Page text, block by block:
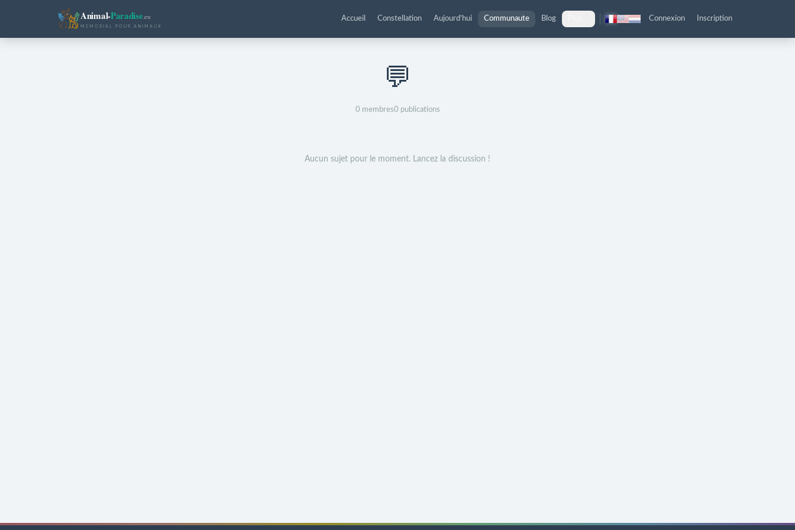
Animal-Paradise .eu
MEMORIAL POUR ANIMAUX
Accueil Constellation Aujourd'hui Communaute Blog Connexion Inscription
💬
0 membres0 publications
Aucun sujet pour le moment. Lancez la discussion !